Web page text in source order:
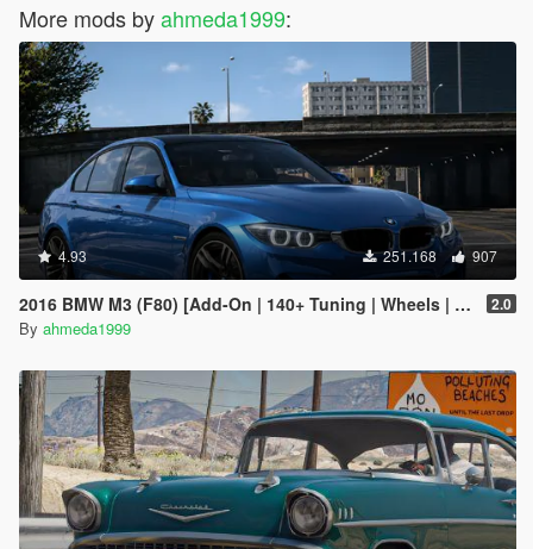
More mods byahmeda1999:
4.93 251.168 907
2016 BMW M3 (F80) [Add-On | 140+ Tuning | Wheels | Template] 2.0
By ahmeda1999